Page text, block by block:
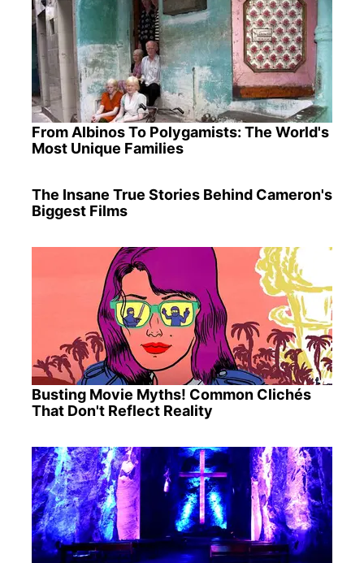
From Albinos To Polygamists: The World's
Most Unique Families
The Insane True Stories Behind Cameron's
Biggest Films
Busting Movie Myths! Common Clichés
That Don't Reflect Reality